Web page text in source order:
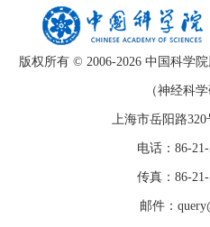
版权所有 © 2006-2026 中国科学
（神经科
上海市岳阳路320
电话：86-
传真：86-
邮件：